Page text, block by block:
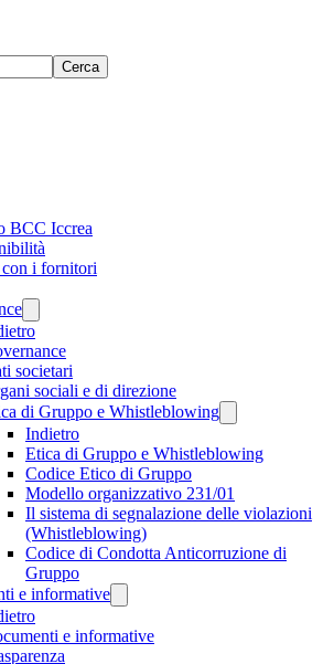
Cerca
BCC Iccrea
i fornitori
societari
sociali e di direzione
di Gruppo e Whistleblowing
Indietro
Etica di Gruppo e Whistleblowing
Codice Etico di Gruppo
Modello organizzativo 231/01
Il sistema di segnalazione delle violazioni
(Whistleblowing)
Codice di Condotta Anticorruzione di
Gruppo
e informative
e informative